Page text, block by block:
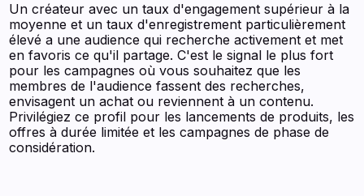
Un créateur avec un taux d'engagement supérieur à la
moyenne et un taux d'enregistrement particulièrement
élevé a une audience qui recherche activement et met
en favoris ce qu'il partage. C'est le signal le plus fort
pour les campagnes où vous souhaitez que les
membres de l'audience fassent des recherches,
envisagent un achat ou reviennent à un contenu.
Privilégiez ce profil pour les lancements de produits, les
offres à durée limitée et les campagnes de phase de
considération.